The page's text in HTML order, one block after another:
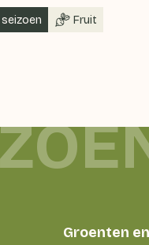
Fruit
Groenten